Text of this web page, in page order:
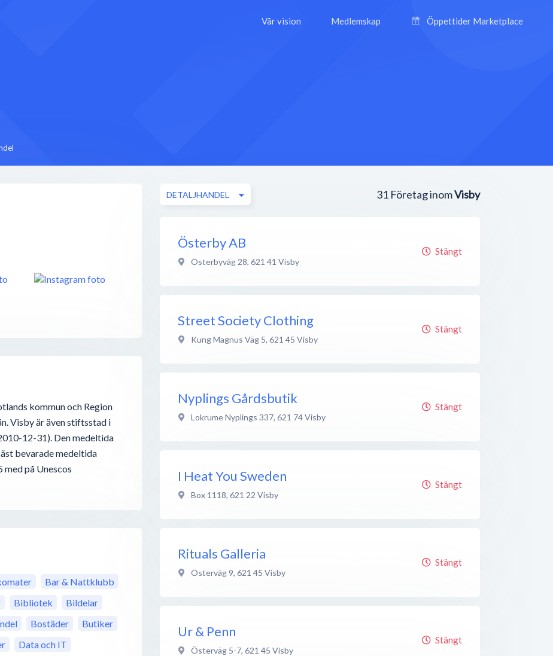
Vår vision Medlemskap Öppettider Marketplace
kommun och Region
Visby är även stiftsstad i
12-31). Den medeltida
bevarade medeltida
med på Unescos
Bar & Nattklubb
Bibliotek
Bildelar
Bostäder
Butiker
Data och IT
31 Företag inomVisby
DETALJHANDEL
Österby AB
Österbyväg 28, 621 41 Visby
Stängt
Street Society Clothing
Kung Magnus Väg 5, 621 45 Visby
Stängt
Nyplings Gårdsbutik
Lokrume Nyplings 337, 621 74Visby
Stängt
I Heat You Sweden
Box 1118, 621 22 Visby
Stängt
Rituals Galleria
Österväg 9, 621 45 Visby
Stängt
Ur & Penn
Österväg 5-7, 621 45 Visby
Stängt